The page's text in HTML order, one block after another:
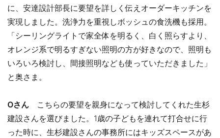
に、安達設計部長に要望を詳しく伝えオーダーキッチンを
実現しました。洗浄力を重視しボッシュの食洗機も採用。
「シーリングライトで家全体を明るく、白く照らすより、
オレンジ系で明るすぎない照明の方が好きなので、照明も
いろいろ検討し、間接照明なども使っていただきました」
と奥さま。
Oさん こちらの要望を親身になって検討してくれた生杉
建設さんを選びました。1歳の子どもを連れて打合せに行
った時に、生杉建設さんの事務所にはキッズスペースがあ